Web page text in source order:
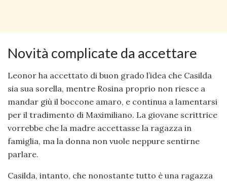
Novità complicate da accettare
Leonor ha accettato di buon grado l’idea che Casilda
sia sua sorella, mentre Rosina proprio non riesce a
mandar giù il boccone amaro, e continua a lamentarsi
per il tradimento di Maximiliano. La giovane scrittrice
vorrebbe che la madre accettasse la ragazza in
famiglia, ma la donna non vuole neppure sentirne
parlare.
Casilda, intanto, che nonostante tutto è una ragazza